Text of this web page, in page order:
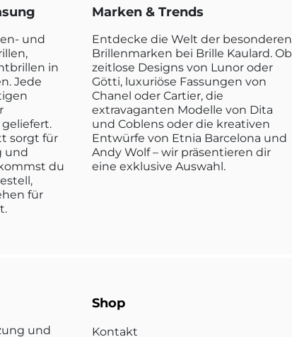
und
in
Jede
sorgt für
und
du
für
Marken & Trends
Entdecke die Welt der besonderen
Brillenmarken bei Brille Kaulard. Ob
zeitlose Designs von Lunor oder
Götti, luxuriöse Fassungen von
Chanel oder Cartier, die
extravaganten Modelle von Dita
und Coblens oder die kreativen
Entwürfe von Etnia Barcelona und
Andy Wolf – wir präsentieren dir
eine exklusive Auswahl.
und
Shop
Kontakt